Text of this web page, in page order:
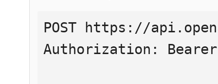
POST https://
Authorization: